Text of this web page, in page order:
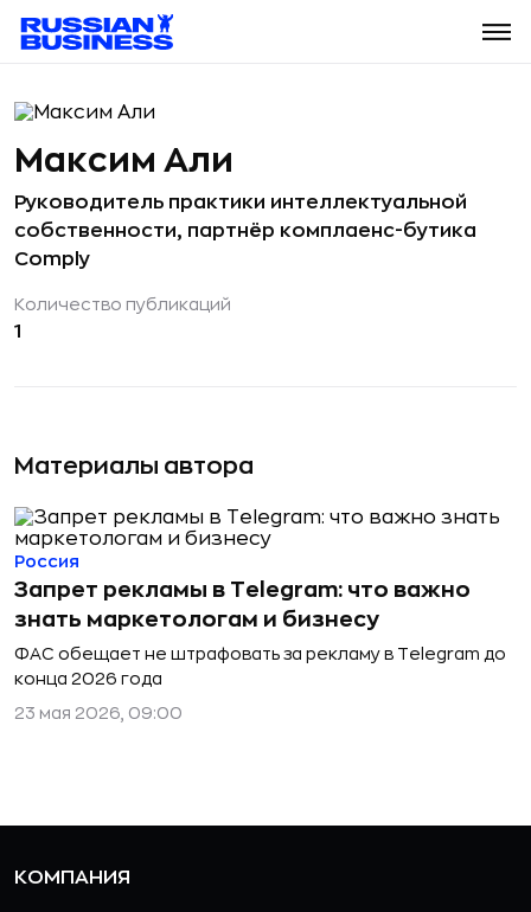
Материалы автора
Запрет рекламы в Telegram: что важно
знать маркетологам и бизнесу
ФАС обещает не штрафовать за рекламу в Telegram до
конца 2026 года
Россия
23 мая 2026, 09:00
Максим Али
Руководитель практики интеллектуальной
собственности, партнёр комплаенс-бутика
Comply
Количество публикаций
1
КОМПАНИЯ